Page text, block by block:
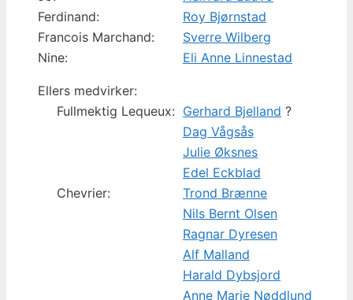
Ferdinand:
Roy Bjørnstad
Francois Marchand:
Sverre Wilberg
Nine:
Eli Anne Linnestad
Ellers medvirker:
Fullmektig Lequeux: Gerhard Bjelland ?
Dag Vågsås
Julie Øksnes
Edel Eckblad
Chevrier:
Trond Brænne
Nils Bernt Olsen
Ragnar Dyresen
Alf Malland
Harald Dybsjord
Anne Marie Nøddlund